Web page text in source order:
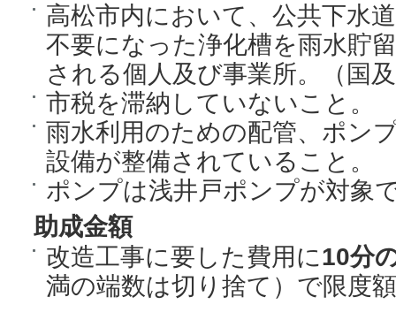
高松市内において、公共下水
不要になった浄化槽を雨水貯
される個人及び事業所。（国
市税を滞納していないこと。
雨水利用のための配管、ポン
設備が整備されていること。
ポンプは浅井戸ポンプが対象
助成金額
改造工事に要した費用に10分
満の端数は切り捨て）で限度